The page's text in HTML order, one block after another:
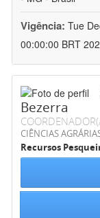
Vigência: Tue
00:00:00 BRT
Bezerra
CIÊNCIAS
Recursos